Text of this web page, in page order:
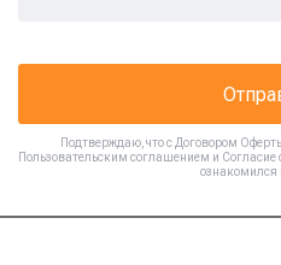
Подтверждаю, что с Договором
Пользовательским соглашением и Согласие
ознакомился